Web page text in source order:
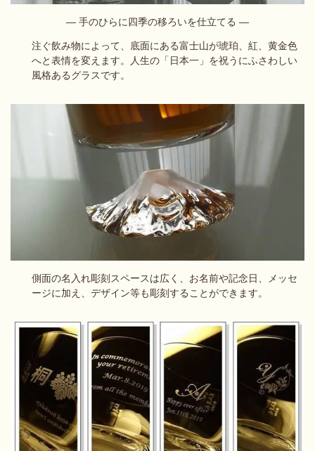
― 手のひらに四季の移ろいを仕立てる ―
注ぐ飲み物によって、底面にある富士山が琥珀、紅、黄金色
へと表情を変えます。人生の「日本一」を祝うにふさわしい
風格あるグラスです。
側面の名入れ彫刻スペースは広く、お名前や記念日、メッセ
ージに加え、デザイン等も彫刻することができます。